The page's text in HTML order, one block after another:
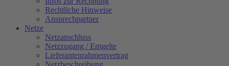
Rechtliche Hinweise
Ansprechpartner
Netze
Netzanschluss
Netzzugang / Entgelte
Lieferantenrahmenvertrag
Netzbeschreibung